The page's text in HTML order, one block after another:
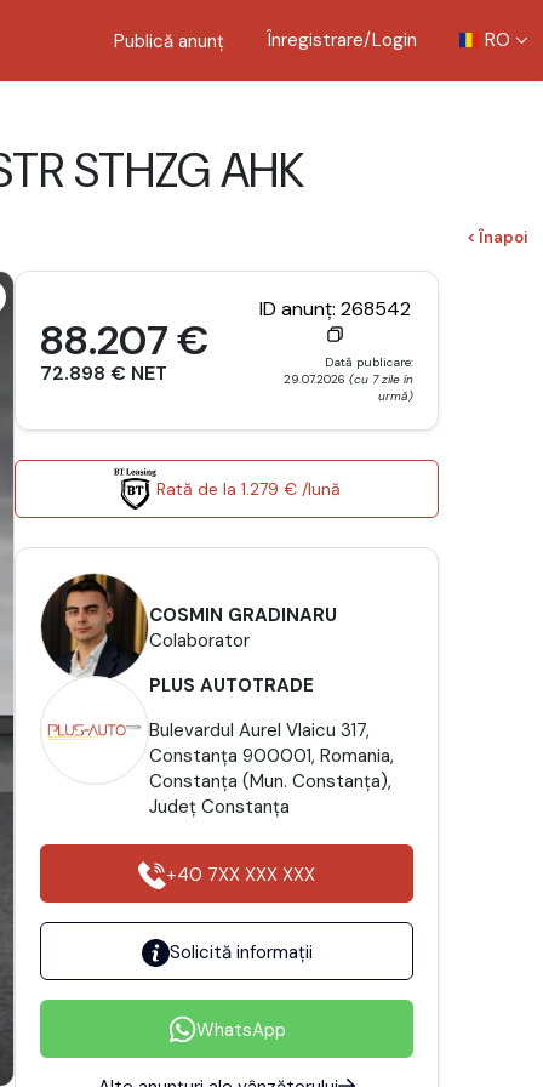
Publică anunț Înregistrare/Login RO
STHZG AHK
< Înapoi
88.207 €
72.898 € NET
ID anunț: 268542
Dată publicare:
29.07.2026 (cu 7 zile în
urmă)
Rată de la 1.279 € /lună
COSMIN GRADINARU
Colaborator
PLUS AUTOTRADE
Bulevardul Aurel Vlaicu 317,
Constanța 900001, Romania,
Constanţa (Mun. Constanţa),
Județ Constanţa
+40 7XX XXX XXX
Solicită informații
WhatsApp